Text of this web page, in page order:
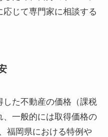
じて専門家に相談する
た不動産の価格（課税
一般的には取得価格の
福岡県における特例や